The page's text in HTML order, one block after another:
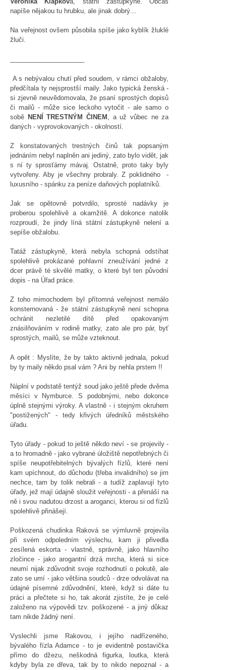
napíše nějakou tu hrubku, ale jinak dobrý...
Na veřejnost ovšem působila spíše jako kyblík žluklé
žluči.
A s nebývalou chutí před soudem, v rámci obžaloby,
předčítala ty nejsprostší maily. Jako typická ženská -
si zjevně neuvědomovala, že psaní sprostých dopisů
či mailů - může sice leckoho vytočit - ale samo o
sobě NENÍ TRESTNÝM ČINEM , a už vůbec ne za
daných - vyprovokovaných - okolností.
Z konstatovaných trestných činů tak popsaným
jednáním nebyl naplněn ani jediný, zato bylo vidět, jak
s ní ty sprosťárny mávaj. Ostatně, proto taky byly
vytvořeny. Aby je všechny probraly. Z poklidného -
luxusního - spánku za peníze daňových poplatníků.
Jak se opětovně potvrdilo, sprosté nadávky je
proberou spolehlivě a okamžitě. A dokonce natolik
rozproudí, že jindy líná státní zástupkyně nelení a
sepíše obžalobu.
Tatáž zástupkyně, která nebyla schopná odstíhat
spolehlivě prokázané pohlavní zneužívání jedné z
dcer právě té skvělé matky, o které byl ten původní
dopis - na Úřad práce.
Z toho mimochodem byl přítomná veřejnost nemálo
konsternovaná - že státní zástupkyně není schopna
ochránit nezletilé dítě před opakovaným
znásilňováním v rodině matky, zato ale pro pár, byť
sprostých, mailů, se může vzteknout.
A opět : Myslíte, že by takto aktivně jednala, pokud
by ty maily někdo psal vám ? Ani by nehla prstem !!
Náplní v podstatě tentýž soud jako ještě přede dvěma
měsíci v Nymburce. S podobnými, nebo dokonce
úplně stejnými výroky. A vlastně - i stejným okruhem
"postižených" - tedy křivých úředníků městského
úřadu.
Tyto úřady - pokud to ještě někdo neví - se projevily -
a to hromadně - jako vybrané úložiště nepotřebných či
spíše neupotřebitelných bývalých fízlů, které není
kam upíchnout, do důchodu (třeba invalidního) se jim
nechce, tam by tolik nebrali - a tudíž zaplavují tyto
úřady, jež mají údajně sloužit veřejnosti - a přenáší na
ně i svou nadutou drzost a aroganci, kterou si od fízlů
spolehlivě přinášejí.
Poškozená chudinka Raková se výmluvně projevila
při svém odpoledním výslechu, kam ji přivedla
zesílená eskorta - vlastně, správně, jako hlavního
zločince - jako arogantní drzá mrcha, která si sice
neumí nijak zdůvodnit svoje rozhodnutí o pokutě, ale
zato se umí - jako většina soudců - drze odvolávat na
údajné písemné zdůvodnění, které, když si dáte tu
práci a přečtete si ho, tak akorát zjistíte, že je celé
založeno na výpovědi tzv. poškozené - a jiný důkaz
tam nikde žádný není.
Vyslechli jsme Rakovou, i jejího nadřízeného,
bývalého fízla Adamce - to je evidentně postavička
přímo do džezu, neškodná figurka, loutka, která
kdyby byla ze dřeva, tak by to nikdo nepoznal - a